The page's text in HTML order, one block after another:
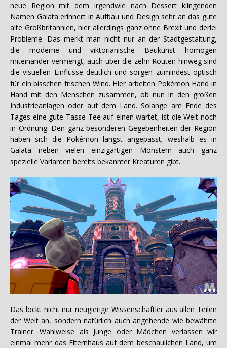
neue Region mit dem irgendwie nach Dessert klingenden
Namen Galata erinnert in Aufbau und Design sehr an das gute
alte Großbritannien, hier allerdings ganz ohne Brexit und derlei
Probleme. Das merkt man nicht nur an der Stadtgestaltung,
die moderne und viktorianische Baukunst homogen
miteinander vermengt, auch über die zehn Routen hinweg sind
die visuellen Einflüsse deutlich und sorgen zumindest optisch
für ein bisschen frischen Wind. Hier arbeiten Pokémon Hand in
Hand mit den Menschen zusammen, ob nun in den großen
Industrieanlagen oder auf dem Land. Solange am Ende des
Tages eine gute Tasse Tee auf einen wartet, ist die Welt noch
in Ordnung. Den ganz besonderen Gegebenheiten der Region
haben sich die Pokémon längst angepasst, weshalb es in
Galata neben vielen einzigartigen Monstern auch ganz
spezielle Varianten bereits bekannter Kreaturen gibt.
Das lockt nicht nur neugierige Wissenschaftler aus allen Teilen
der Welt an, sondern natürlich auch angehende wie bewährte
Trainer. Wahlweise als Junge oder Mädchen verlassen wir
einmal mehr das Elternhaus auf dem beschaulichen Land, um